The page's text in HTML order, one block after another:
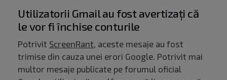
Utilizatorii Gmail au fost avertizați că
le vor fi închise conturile
Potrivit ScreenRant, aceste mesaje au fost
trimise din cauza unei erori Google. Potrivit mai
multor mesaje publicate pe forumul oficial